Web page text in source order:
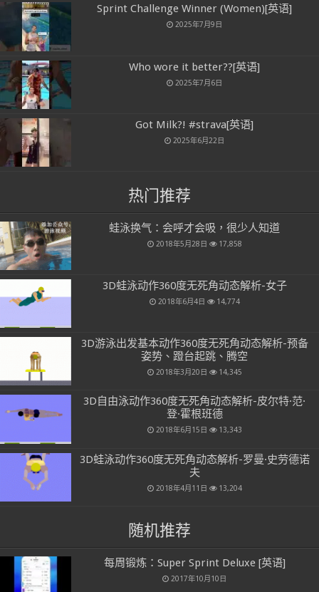
Sprint Challenge Winner (Women)[英语]
2025年7月9日
Who wore it better??[英语]
2025年7月6日
Got Milk?! #strava[英语]
2025年6月22日
热门推荐
蛙泳换气：会呼才会吸，很少人知道
2018年5月28日 17,858
3D蛙泳动作360度无死角动态解析-女子
2018年6月4日 14,774
3D游泳出发基本动作360度无死角动态解析-预备
姿势、蹬台起跳、腾空
2018年3月20日 14,345
3D自由泳动作360度无死角动态解析-皮尔特·范·
登·霍根班德
2018年6月15日 13,343
3D蛙泳动作360度无死角动态解析-罗曼·史劳德诺
夫
2018年4月11日 13,204
随机推荐
每周锻炼：Super Sprint Deluxe [英语]
2017年10月10日